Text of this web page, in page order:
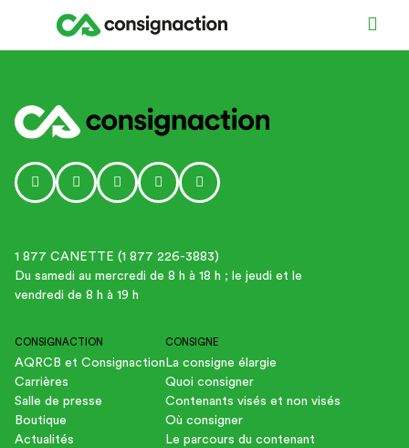
Social media link icon-instagram
Social media link icon-facebook
Social media link icon-tiktok
Social media link icon-linkedin
Social media link icon-youtube-
1 877 CANETTE (1 877 226-3883)
Du samedi au mercredi de 8 h à 18 h ; le jeudi et le
vendredi de 8 h à 19 h
CONSIGNACTION
AQRCB et Consignaction
Carrières
Salle de presse
Boutique
Actualités
CONSIGNE
La consigne élargie
Quoi consigner
Contenants visés et non visés
Où consigner
Le parcours du contenant